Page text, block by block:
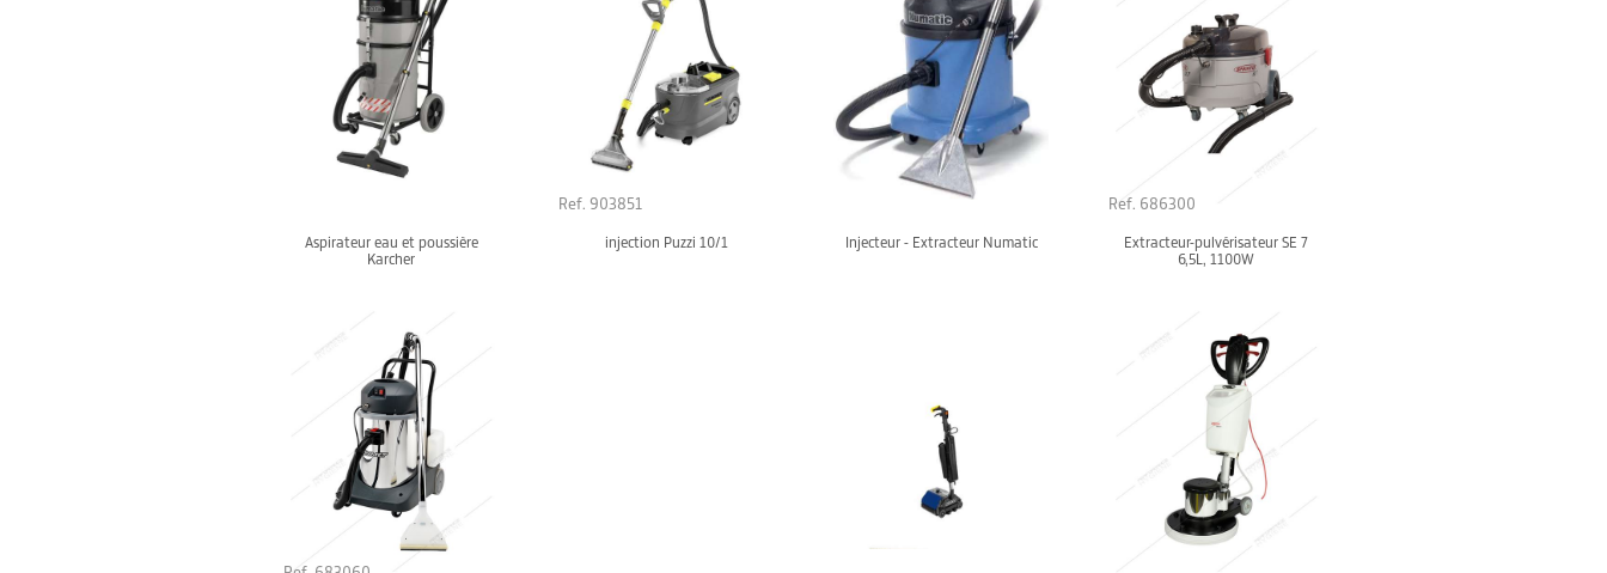
Aspirateur eau et poussière
Karcher
Ref. 903851
injection Puzzi 10/1 Injecteur - Extracteur Numatic
Ref. 686300
Extracteur-pulvérisateur SE 7
6,5L, 1100W